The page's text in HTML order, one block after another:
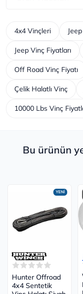
4x4 Vinçleri
Jeep Vinç Fiyatları
Off Road Vinç Fiyatı
Çelik Halatlı Vinç
10000 Lbs Vinç
Bu ürünün
YENİ
Hunter Offroad
4x4 Sentetik